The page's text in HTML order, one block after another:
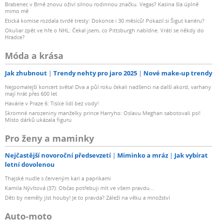
Brabenec v Brně znovu oživí silnou rodinnou značku. Vegas? Kasina šla úplně
mimo mě
Etická komise rozdala tvrdé tresty: Dokonce i 30 měsíců! Pokazil si Šigut kariéru?
Okuliar zpět ve hře o NHL: Čekal jsem, co Pittsburgh nabídne. Vrátí se někdy do
Hradce?
Móda a krása
Jak zhubnout Trendy nehty pro jaro 2025 Nové make-up trendy
Nejpomalejší koncert světa! Dva a půl roku čekali nadšenci na další akord, varhany
mají hrát přes 600 let
Havárie v Praze 6: Tisíce lidí bez vody!
Skromné narozeniny manželky prince Harryho: Oslavu Meghan sabotovali psi!
Místo dárků ukázala figuru
Pro ženy a maminky
Nejčastější novoroční předsevzetí Miminko a mráz
Jak vybírat
letní dovolenou
Thajské nudle s červeným kari a paprikami
Kamila Nývltová (37): Občas potřebuji mít ve všem pravdu...
Děti by neměly jíst houby! Je to pravda? Záleží na věku a množství
Auto-moto